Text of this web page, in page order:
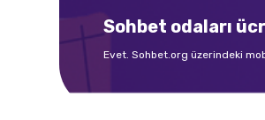
Sohbet odaları
Evet. Sohbet.org üzerindeki